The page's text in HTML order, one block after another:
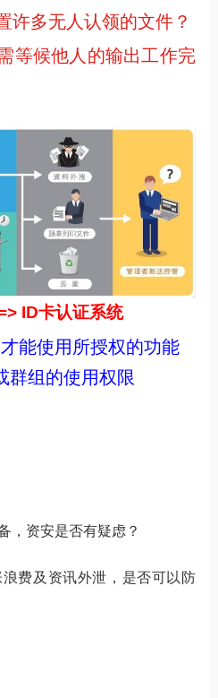
许多无人认领的文件？
等候他人的输出工作完
ID卡认证系统
能使用所授权的功能
群组的使用权限
，资安是否有疑虑？
费及资讯外泄，是否可以防